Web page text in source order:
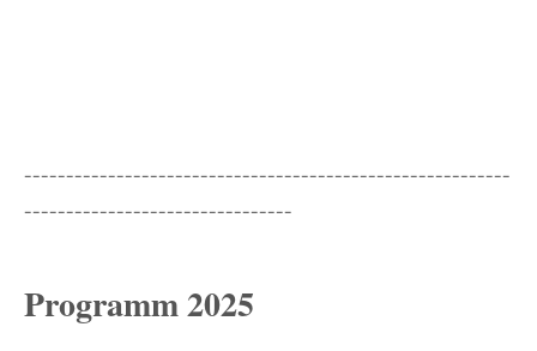
----------------------------------------------------------
--------------------------------
Programm 2025